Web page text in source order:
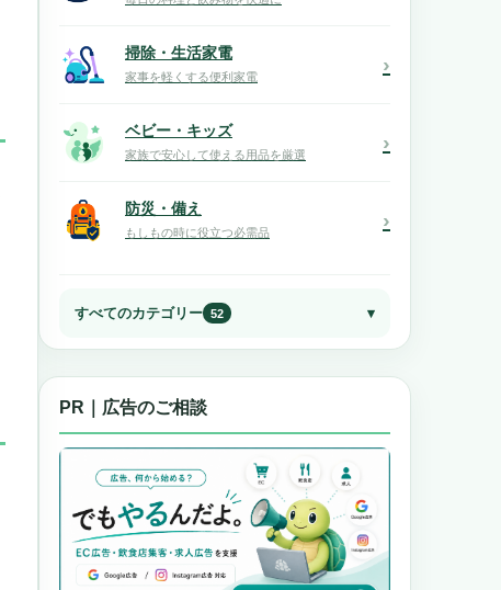
掃除・生活家電
家事を軽くする便利家電 ›
ベビー・キッズ
家族で安心して使える用品を厳選 ›
防災・備え
もしもの時に役立つ必需品 ›
すべてのカテゴリー 52
PR｜広告のご相談